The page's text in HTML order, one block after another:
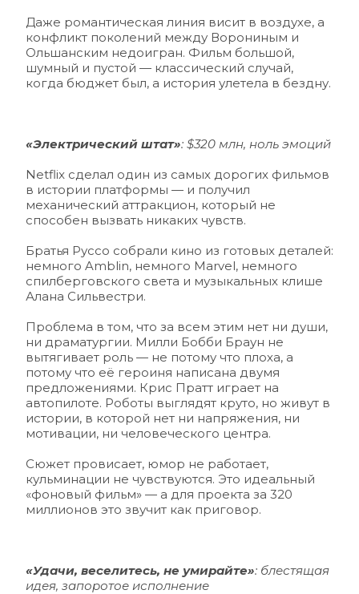
Даже романтическая линия висит в воздухе, а
конфликт поколений между Ворониным и
Ольшанским недоигран. Фильм большой,
шумный и пустой — классический случай,
когда бюджет был, а история улетела в бездну.
«Электрический штат»
Netflix сделал один из самых дорогих фильмов
в истории платформы — и получил
механический аттракцион, который не
способен вызвать никаких чувств.
Братья Руссо собрали кино из готовых деталей:
немного Amblin, немного Marvel, немного
спилберговского света и музыкальных клише
Алана Сильвестри.
Проблема в том, что за всем этим нет ни души,
ни драматургии. Милли Бобби Браун не
вытягивает роль — не потому что плоха, а
потому что её героиня написана двумя
предложениями. Крис Пратт играет на
автопилоте. Роботы выглядят круто, но живут в
истории, в которой нет ни напряжения, ни
мотивации, ни человеческого центра.
Сюжет провисает, юмор не работает,
кульминации не чувствуются. Это идеальный
«фоновый фильм» — а для проекта за 320
миллионов это звучит как приговор.
«Удачи, веселитесь, не умирайте»: блестящая
идея, запоротое исполнение